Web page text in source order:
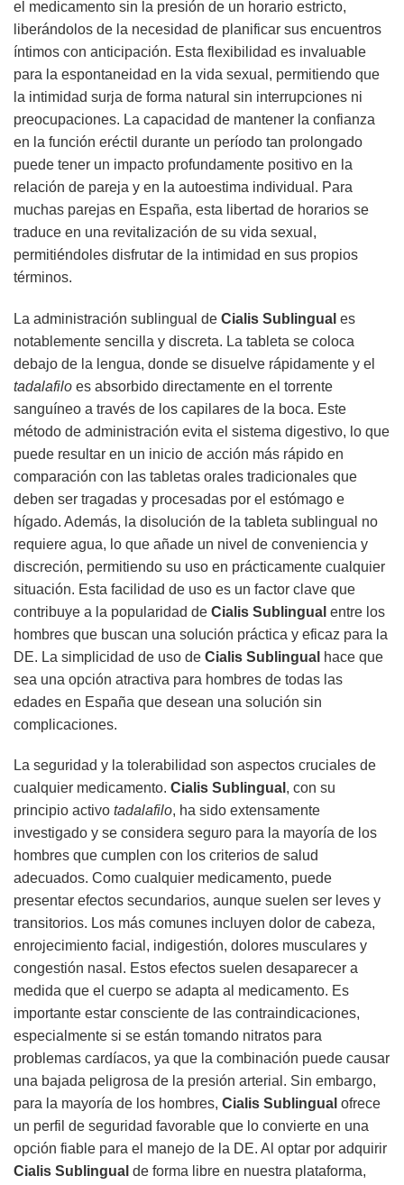
el medicamento sin la presión de un horario estricto,
liberándolos de la necesidad de planificar sus encuentros
íntimos con anticipación. Esta flexibilidad es invaluable
para la espontaneidad en la vida sexual, permitiendo que
la intimidad surja de forma natural sin interrupciones ni
preocupaciones. La capacidad de mantener la confianza
en la función eréctil durante un período tan prolongado
puede tener un impacto profundamente positivo en la
relación de pareja y en la autoestima individual. Para
muchas parejas en España, esta libertad de horarios se
traduce en una revitalización de su vida sexual,
permitiéndoles disfrutar de la intimidad en sus propios
términos.
La administración sublingual de Cialis Sublingual es
notablemente sencilla y discreta. La tableta se coloca
debajo de la lengua, donde se disuelve rápidamente y el
tadalafilo es absorbido directamente en el torrente
sanguíneo a través de los capilares de la boca. Este
método de administración evita el sistema digestivo, lo que
puede resultar en un inicio de acción más rápido en
comparación con las tabletas orales tradicionales que
deben ser tragadas y procesadas por el estómago e
hígado. Además, la disolución de la tableta sublingual no
requiere agua, lo que añade un nivel de conveniencia y
discreción, permitiendo su uso en prácticamente cualquier
situación. Esta facilidad de uso es un factor clave que
contribuye a la popularidad de Cialis Sublingual entre los
hombres que buscan una solución práctica y eficaz para la
DE. La simplicidad de uso de Cialis Sublingual hace que
sea una opción atractiva para hombres de todas las
edades en España que desean una solución sin
complicaciones.
La seguridad y la tolerabilidad son aspectos cruciales de
cualquier medicamento. Cialis Sublingual , con su
principio activo tadalafilo, ha sido extensamente
investigado y se considera seguro para la mayoría de los
hombres que cumplen con los criterios de salud
adecuados. Como cualquier medicamento, puede
presentar efectos secundarios, aunque suelen ser leves y
transitorios. Los más comunes incluyen dolor de cabeza,
enrojecimiento facial, indigestión, dolores musculares y
congestión nasal. Estos efectos suelen desaparecer a
medida que el cuerpo se adapta al medicamento. Es
importante estar consciente de las contraindicaciones,
especialmente si se están tomando nitratos para
problemas cardíacos, ya que la combinación puede causar
una bajada peligrosa de la presión arterial. Sin embargo,
para la mayoría de los hombres, Cialis Sublingual ofrece
un perfil de seguridad favorable que lo convierte en una
opción fiable para el manejo de la DE. Al optar por adquirir
Cialis Sublingual de forma libre en nuestra plataforma,